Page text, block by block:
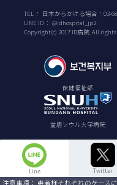
Line Twitter
TEL ： 日本からかける場合： 03-
LINE ID ： @idhospital_jp2
Copyright(c) 2017 ID病院. All
保健福祉部
盆唐ソウル大学病院
注意事項： 患者様それぞれのケース